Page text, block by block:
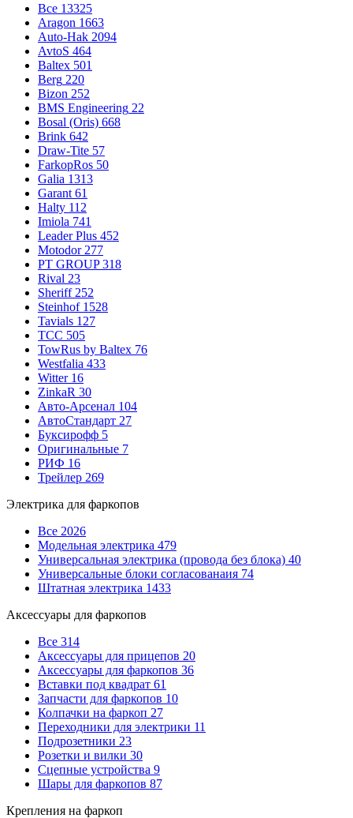
Все 13325
Aragon 1663
Auto-Hak 2094
AvtoS 464
Baltex 501
Berg 220
Bizon 252
BMS Engineering 22
Bosal (Oris) 668
Brink 642
Draw-Tite 57
FarkopRos 50
Galia 1313
Garant 61
Halty 112
Imiola 741
Leader Plus 452
Motodor 277
PT GROUP 318
Rival 23
Sheriff 252
Steinhof 1528
Tavials 127
TCC 505
TowRus by Baltex 76
Westfalia 433
Witter 16
ZinkaR 30
Авто-Арсенал 104
АвтоСтандарт 27
Буксирофф 5
Оригинальные 7
РИФ 16
Трейлер 269
Электрика для фаркопов
Все 2026
Модельная электрика 479
Универсальная электрика (провода без блока) 40
Универсальные блоки согласованаия 74
Штатная электрика 1433
Аксессуары для фаркопов
Все 314
Аксессуары для прицепов 20
Аксессуары для фаркопов 36
Вставки под квадрат 61
Запчасти для фаркопов 10
Колпачки на фаркоп 27
Переходники для электрики 11
Подрозетники 23
Розетки и вилки 30
Сцепные устройства 9
Шары для фаркопов 87
Крепления на фаркоп